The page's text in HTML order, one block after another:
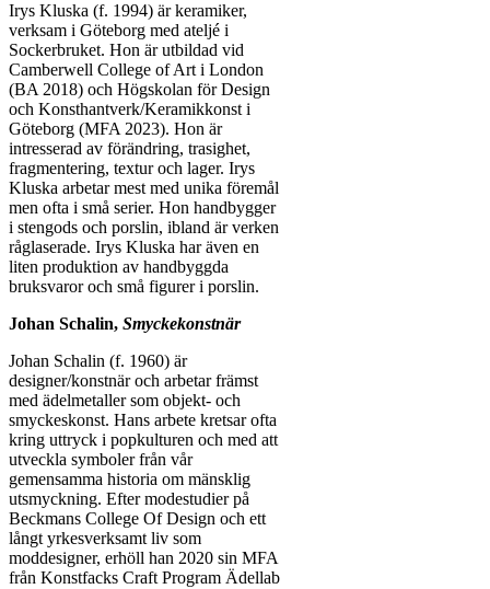
Irys Kluska (f. 1994) är keramiker,
verksam i Göteborg med ateljé i
Sockerbruket. Hon är utbildad vid
Camberwell College of Art i London
(BA 2018) och Högskolan för Design
och Konsthantverk/Keramikkonst i
Göteborg (MFA 2023). Hon är
intresserad av förändring, trasighet,
fragmentering, textur och lager. Irys
Kluska arbetar mest med unika föremål
men ofta i små serier. Hon handbygger
i stengods och porslin, ibland är verken
råglaserade. Irys Kluska har även en
liten produktion av handbyggda
bruksvaror och små figurer i porslin.
Johan Schalin, Smyckekonstnär
Johan Schalin (f. 1960) är
designer/konstnär och arbetar främst
med ädelmetaller som objekt- och
smyckeskonst. Hans arbete kretsar ofta
kring uttryck i popkulturen och med att
utveckla symboler från vår
gemensamma historia om mänsklig
utsmyckning. Efter modestudier på
Beckmans College Of Design och ett
långt yrkesverksamt liv som
moddesigner, erhöll han 2020 sin MFA
från Konstfacks Craft Program Ädellab